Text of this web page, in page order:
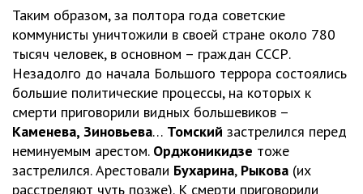
Таким образом, за полтора года советские
коммунисты уничтожили в своей стране около 780
тысяч человек, в основном – граждан СССР.
Незадолго до начала Большого террора состоялись
большие политические процессы, на которых к
смерти приговорили видных большевиков –
Каменева, Зиновьева… Томский застрелился перед
неминуемым арестом. Орджоникидзе тоже
застрелился. Арестовали Бухарина, Рыкова (их
расстреляют чуть позже). К смерти приговорили